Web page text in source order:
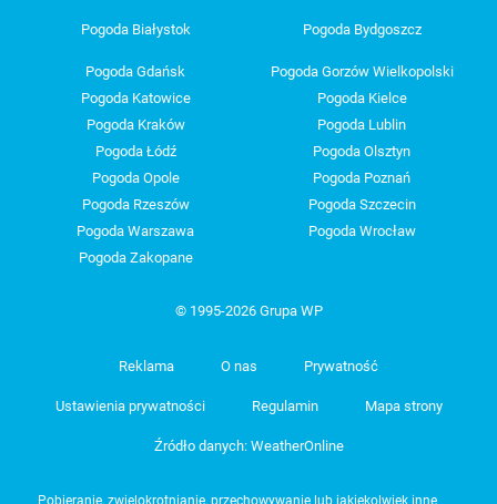
Pogoda Białystok Pogoda Bydgoszcz
Pogoda Gdańsk
Pogoda Gorzów Wielkopolski
Pogoda Katowice
Pogoda Kielce
Pogoda Kraków
Pogoda Lublin
Pogoda Łódź
Pogoda Olsztyn
Pogoda Opole
Pogoda Poznań
Pogoda Rzeszów
Pogoda Szczecin
Pogoda Warszawa
Pogoda Wrocław
Pogoda Zakopane
© 1995-2026 Grupa WP
Reklama O nas Prywatność
Ustawienia prywatności Regulamin Mapa strony
Źródło danych: WeatherOnline
Pobieranie, zwielokrotnianie, przechowywanie lub jakiekolwiek inne